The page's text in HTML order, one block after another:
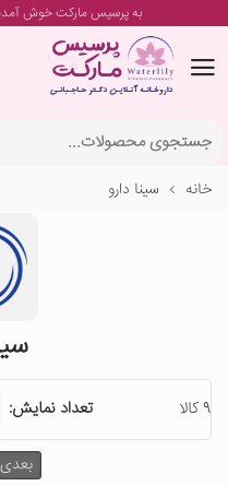
به پرسیس مارکت خوش
خانه سینا دارو
9 کالا تعداد نمایش:
بعدی